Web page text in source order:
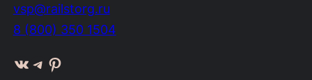
vsp@railstorg.ru
8 (800) 350 1504
ВКонтакте Telegram Pinterest